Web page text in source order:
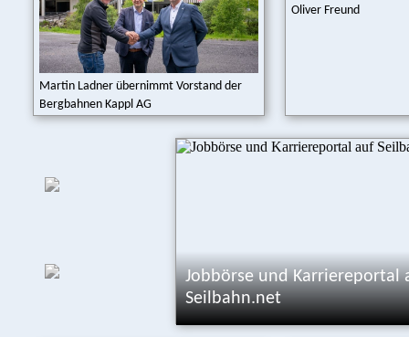
Martin Ladner übernimmt Vorstand der
Bergbahnen Kappl AG
Oliver Freund
Jobbörse und Karriereportal
Seilbahn.net